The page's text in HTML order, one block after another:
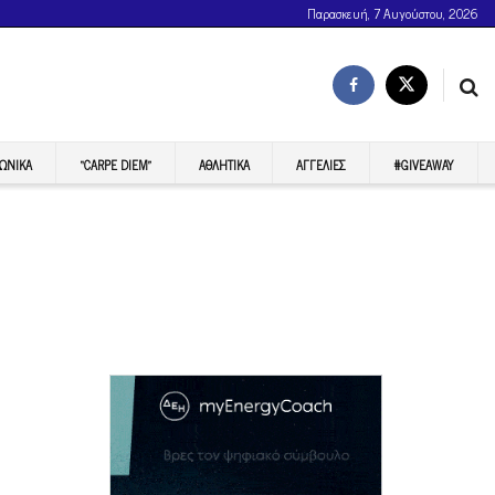
Παρασκευή, 7 Αυγούστου, 2026
“CARPE DIEM” ΑΘΛΗΤΙΚΆ ΑΓΓΕΛΊΕΣ #GIVEAWAY